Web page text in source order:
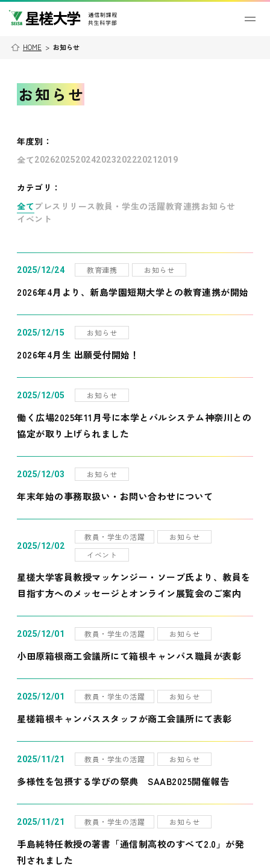
HOME > お知らせ
お知らせ
年度別 ：
全て202620252024202320222021 2019
カテゴリ：
全て プレスリリース教員・学生の活躍教育連携お知らせ
イベント
2025/12/24 教育連携 お知らせ
2026年4月より、新島学園短期大学との教育連携が開始
2025/12/15 お知らせ
2026年4月生 出願受付開始！
2025/12/05 お知らせ
働く広場2025年11月号に本学とパルシステム神奈川との
協定が取り上げられました
2025/12/03 お知らせ
年末年始の事務取扱い・お問い合わせについて
2025/12/02
教員・学生の活躍
お知らせ
イベント
星槎大学客員教授マッケンジー・ソープ氏より、教員を
目指す方へのメッセージとオンライン展覧会のご案内
2025/12/01 教員・学生の活躍 お知らせ
小田原箱根商工会議所にて箱根キャンパス職員が表彰
2025/12/01 教員・学生の活躍 お知らせ
星槎箱根キャンパススタッフが商工会議所にて表彰
2025/11/21 教員・学生の活躍 お知らせ
多様性を包摂する学びの祭典 SAAB2025開催報告
2025/11/21 教員・学生の活躍 お知らせ
手島純特任教授の著書「通信制高校のすべて2.0」が発
刊されました